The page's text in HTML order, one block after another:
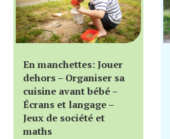
En manchettes: Jouer
dehors – Organiser sa
cuisine avant bébé –
Écrans et langage –
Jeux de société et
maths